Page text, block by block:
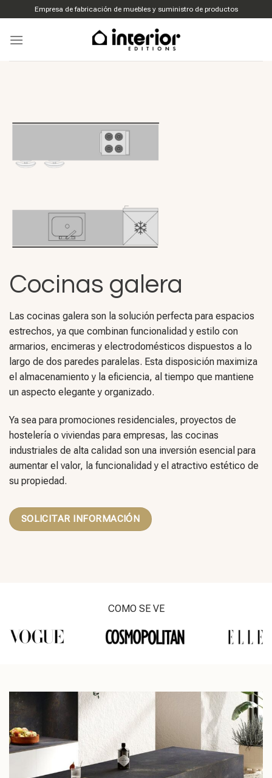
contenido
Empresa de fabricación de muebles y suministro de productos
Cocinas galera
Las cocinas galera son la solución perfecta para espacios
estrechos, ya que combinan funcionalidad y estilo con
armarios, encimeras y electrodomésticos dispuestos a lo
largo de dos paredes paralelas. Esta disposición maximiza
el almacenamiento y la eficiencia, al tiempo que mantiene
un aspecto elegante y organizado.
Ya sea para promociones residenciales, proyectos de
hostelería o viviendas para empresas, las cocinas
industriales de alta calidad son una inversión esencial para
aumentar el valor, la funcionalidad y el atractivo estético de
su propiedad.
SOLICITAR INFORMACIÓN
COMO SE VE